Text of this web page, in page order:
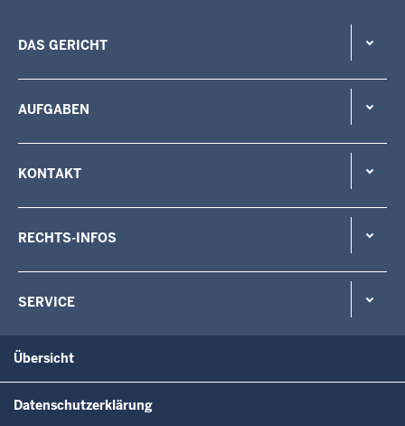
DAS GERICHT
AUFGABEN
KONTAKT
RECHTS-INFOS
SERVICE
Übersicht
Datenschutzerklärung